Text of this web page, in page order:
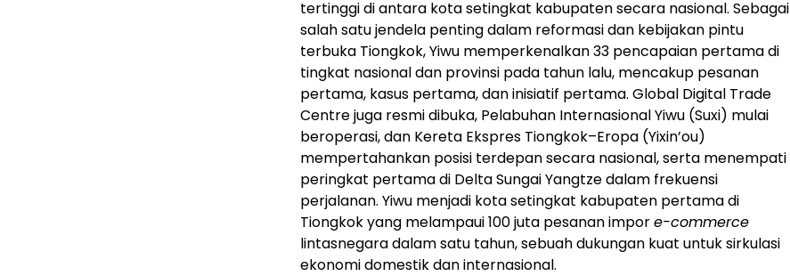
tertinggi di antara kota setingkat kabupaten secara nasional. Sebagai
salah satu jendela penting dalam reformasi dan kebijakan pintu
terbuka Tiongkok, Yiwu memperkenalkan 33 pencapaian pertama di
tingkat nasional dan provinsi pada tahun lalu, mencakup pesanan
pertama, kasus pertama, dan inisiatif pertama. Global Digital Trade
Centre juga resmi dibuka, Pelabuhan Internasional Yiwu (Suxi) mulai
beroperasi, dan Kereta Ekspres Tiongkok–Eropa (Yixin’ou)
mempertahankan posisi terdepan secara nasional, serta menempati
peringkat pertama di Delta Sungai Yangtze dalam frekuensi
perjalanan. Yiwu menjadi kota setingkat kabupaten pertama di
Tiongkok yang melampaui 100 juta pesanan impore-commerce
lintasnegara dalam satu tahun, sebuah dukungan kuat untuk sirkulasi
ekonomi domestik dan internasional.